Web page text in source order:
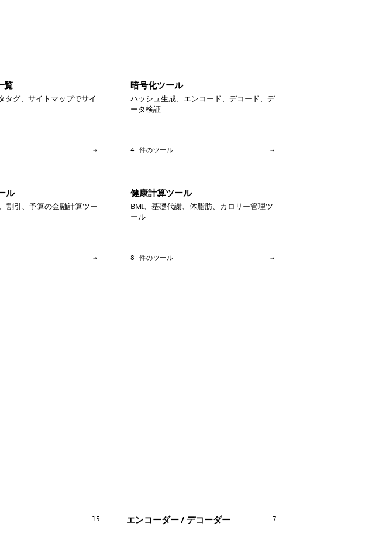
覧
タグ、サイトマップでサイ
→
暗号化ツール
ハッシュ生成、エンコード、デコード、デ
ータ検証
4 件のツール →
ル
割引、予算の金融計算ツー
→
健康計算ツール
BMI、基礎代謝、体脂肪、カロリー管理ツ
ール
8 件のツール →
15 エンコーダー / デコーダー 7